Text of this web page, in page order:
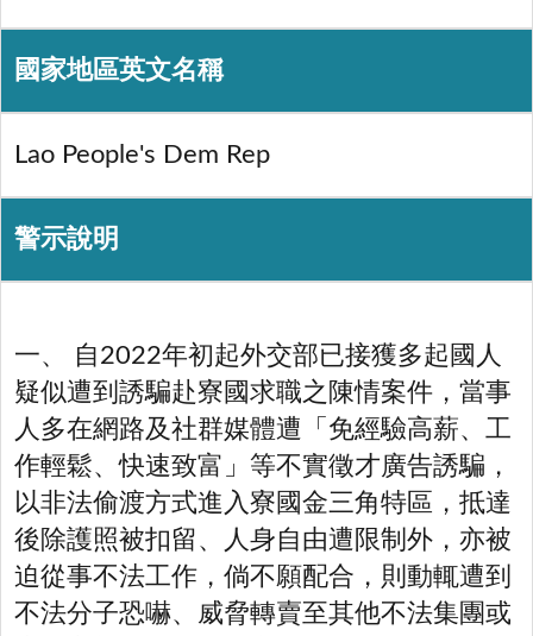
國家地區英文名稱
Lao People's Dem Rep
警示說明
一、 自2022年初起外交部已接獲多起國人
疑似遭到誘騙赴寮國求職之陳情案件，當事
人多在網路及社群媒體遭「免經驗高薪、工
作輕鬆、快速致富」等不實徵才廣告誘騙，
以非法偷渡方式進入寮國金三角特區，抵達
後除護照被扣留、人身自由遭限制外，亦被
迫從事不法工作，倘不願配合，則動輒遭到
不法分子恐嚇、威脅轉賣至其他不法集團或